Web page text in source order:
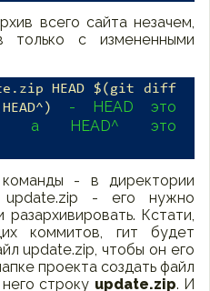
всего сайта незачем,
только с измененными
HEAD $(git diff
- HEAD это
а HEAD^ это
- в директории
update.zip - его нужно
Кстати,
коммитов, гит будет
update.zip, чтобы он его
проекта создать файл
строку update.zip. И